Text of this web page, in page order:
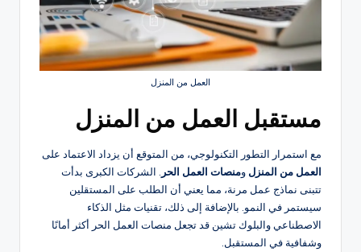
العمل من المنزل
مستقبل العمل من المنزل
مع استمرار التطور التكنولوجي، من المتوقع أن يزداد الاعتماد على
العمل من المنزل ومنصات العمل الحر
. الشركات الكبرى بدأت
تتبنى نماذج عمل مرنة، مما يعني أن الطلب على المستقلين
سيستمر في النمو. بالإضافة إلى ذلك، تقنيات مثل الذكاء
الاصطناعي والبلوك تشين قد تجعل منصات العمل الحر أكثر أمانًا
وشفافية في المستقبل.